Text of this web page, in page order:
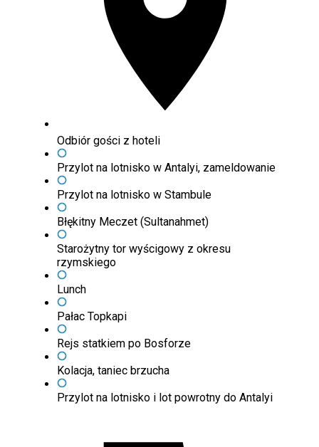
Odbiór gości z hoteli
Przylot na lotnisko w Antalyi, zameldowanie
Przylot na lotnisko w Stambule
Błękitny Meczet (Sultanahmet)
Starożytny tor wyścigowy z okresu
rzymskiego
Lunch
Pałac Topkapi
Rejs statkiem po Bosforze
Kolacja, taniec brzucha
Przylot na lotnisko i lot powrotny do Antalyi